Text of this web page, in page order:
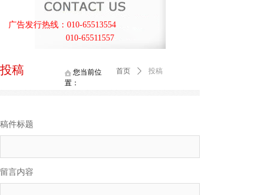
广告发行热线：010-65513554
010-65511557
投稿
您当前位
置：
首页 ꄲ 投稿
稿件标题
留言内容